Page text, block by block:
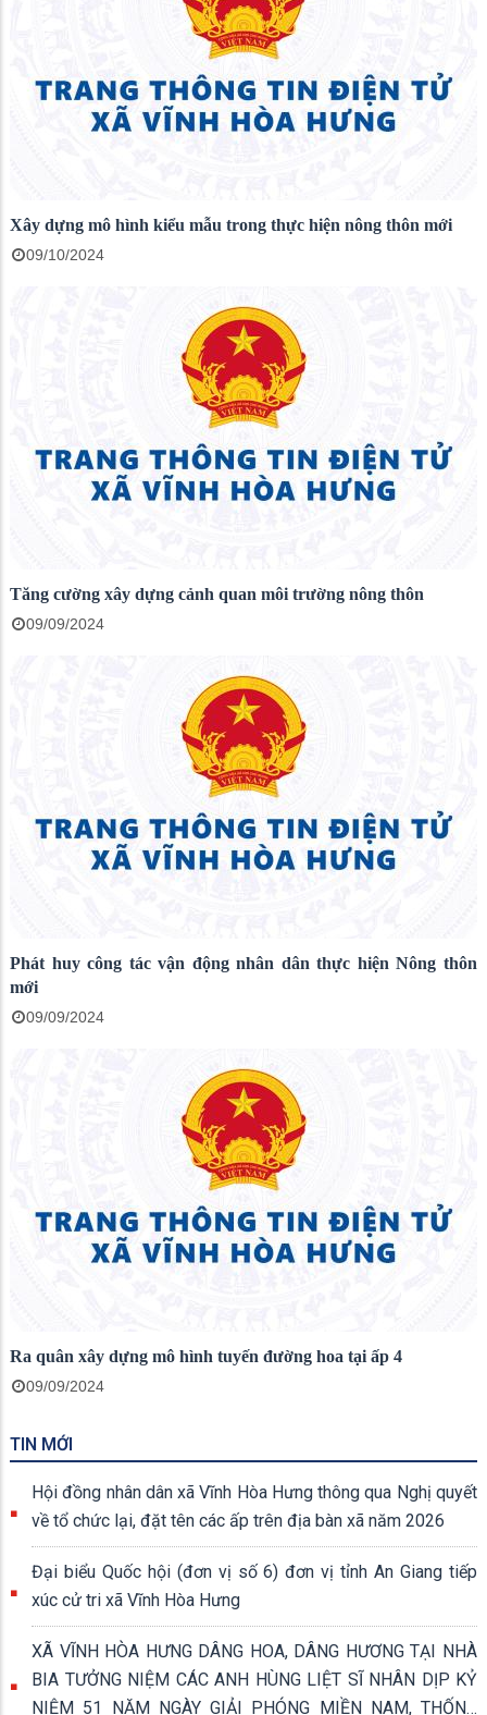
Xây dựng mô hình kiểu mẫu trong thực hiện nông thôn mới
09/10/2024
Tăng cường xây dựng cảnh quan môi trường nông thôn
09/09/2024
Phát huy công tác vận động nhân dân thực hiện Nông thôn
mới
09/09/2024
Ra quân xây dựng mô hình tuyến đường hoa tại ấp 4
09/09/2024
TIN MỚI
Hội đồng nhân dân xã Vĩnh Hòa Hưng thông qua Nghị quyết
về tổ chức lại, đặt tên các ấp trên địa bàn xã năm 2026
Đại biểu Quốc hội (đơn vị số 6) đơn vị tỉnh An Giang tiếp
xúc cử tri xã Vĩnh Hòa Hưng
XÃ VĨNH HÒA HƯNG DÂNG HOA, DÂNG HƯƠNG TẠI NHÀ
BIA TƯỞNG NIỆM CÁC ANH HÙNG LIỆT SĨ NHÂN DỊP KỶ
NIỆM 51 NĂM NGÀY GIẢI PHÓNG MIỀN NAM, THỐNG